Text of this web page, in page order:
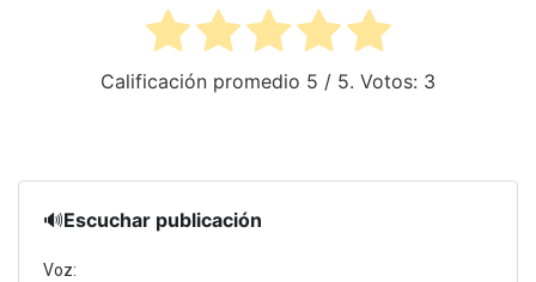
Calificación promedio 5 / 5. Votos: 3
🔊Escuchar publicación
Voz: